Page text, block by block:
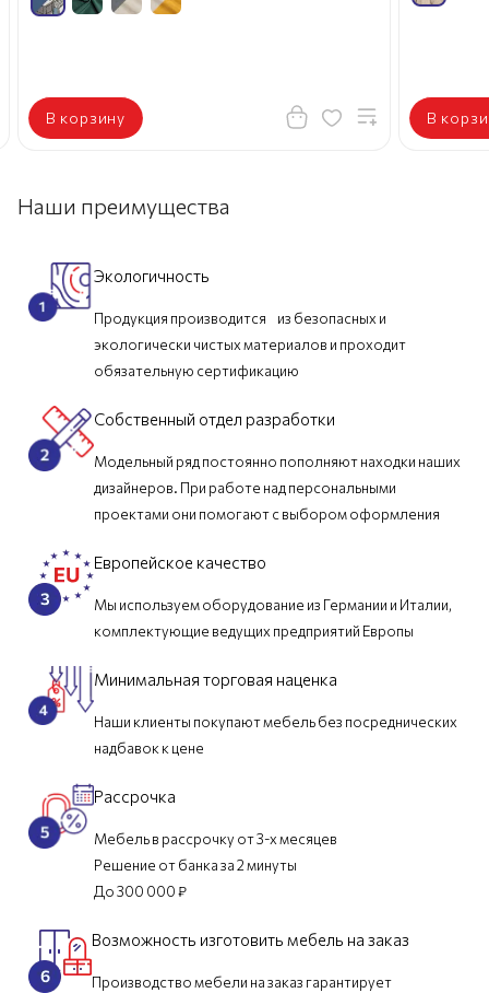
В корзину В
Наши преимущества
Экологичность
Продукция производится из безопасных и
экологически чистых материалов и проходит
обязательную сертификацию
Собственный отдел разработки
Модельный ряд постоянно пополняют находки наших
дизайнеров. При работе над персональными
проектами они помогают с выбором оформления
Европейское качество
Мы используем оборудование из Германии и Италии,
комплектующие ведущих предприятий Европы
Минимальная торговая наценка
Наши клиенты покупают мебель без посреднических
надбавок к цене
Рассрочка
Мебель в рассрочку от 3-х месяцев
Решение от банка за 2 минуты
До 300 000 ₽
Возможность изготовить мебель на заказ
Производство мебели на заказ гарантирует